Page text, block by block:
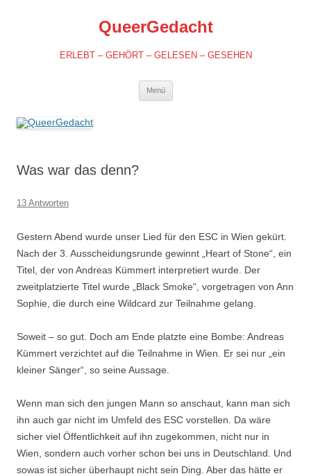
QueerGedacht
ERLEBT – GEHÖRT – GELESEN – GESEHEN
Menü
Was war das denn?
13 Antworten
Gestern Abend wurde unser Lied für den ESC in Wien gekürt.
Nach der 3. Ausscheidungsrunde gewinnt „Heart of Stone“, ein
Titel, der von Andreas Kümmert interpretiert wurde. Der
zweitplatzierte Titel wurde „Black Smoke“, vorgetragen von Ann
Sophie, die durch eine Wildcard zur Teilnahme gelang.
Soweit – so gut. Doch am Ende platzte eine Bombe: Andreas
Kümmert verzichtet auf die Teilnahme in Wien. Er sei nur „ein
kleiner Sänger“, so seine Aussage.
Wenn man sich den jungen Mann so anschaut, kann man sich
ihn auch gar nicht im Umfeld des ESC vorstellen. Da wäre
sicher viel Öffentlichkeit auf ihn zugekommen, nicht nur in
Wien, sondern auch vorher schon bei uns in Deutschland. Und
sowas ist sicher überhaupt nicht sein Ding. Aber das hätte er